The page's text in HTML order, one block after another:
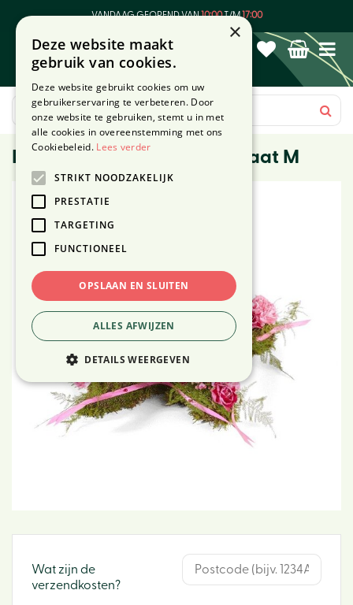
VANDAAG GEOPEND VAN10:00T/M17:00
Rouwster Meerdervoort - maat M
Wat zijn de
verzendkosten?
×
Deze website maakt
gebruik van cookies.
Deze website gebruikt cookies om uw
gebruikerservaring te verbeteren. Door
onze website te gebruiken, stemt u in met
alle cookies in overeenstemming met ons
Cookiebeleid. Lees verder
STRIKT NOODZAKELIJK
PRESTATIE
TARGETING
FUNCTIONEEL
OPSLAAN EN SLUITEN
ALLES AFWIJZEN
DETAILS WEERGEVEN